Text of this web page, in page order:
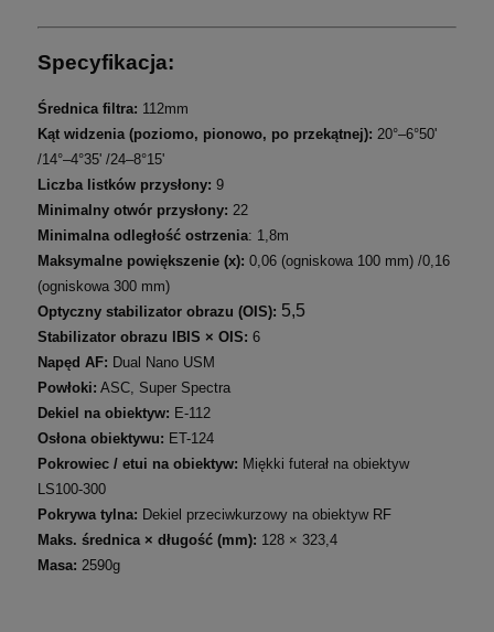
Specyfikacja:
Średnica filtra: 112mm
Kąt widzenia (poziomo, pionowo, po przekątnej): 20°–6°50'
/14°–4°35' /24–8°15'
Liczba listków przysłony: 9
Minimalny otwór przysłony: 22
Minimalna odległość ostrzenia: 1,8m
Maksymalne powiększenie (x): 0,06 (ogniskowa 100 mm) /0,16
(ogniskowa 300 mm)
Optyczny stabilizator obrazu (OIS): 5,5
Stabilizator obrazu IBIS × OIS: 6
Napęd AF: Dual Nano USM
Powłoki: ASC, Super Spectra
Dekiel na obiektyw: E-112
Osłona obiektywu: ET-124
Pokrowiec / etui na obiektyw: Miękki futerał na obiektyw
LS100-300
Pokrywa tylna: Dekiel przeciwkurzowy na obiektyw RF
Maks. średnica × długość (mm): 128 × 323,4
Masa: 2590g